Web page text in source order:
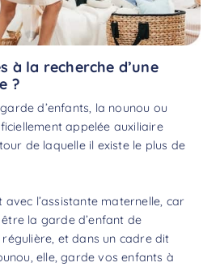
à la recherche d’une
?
d’enfants, la nounou ou
appelée auxiliaire
de laquelle il existe le plus de
l’assistante maternelle, car
la garde d’enfant de
et dans un cadre dit
elle, garde vos enfants à